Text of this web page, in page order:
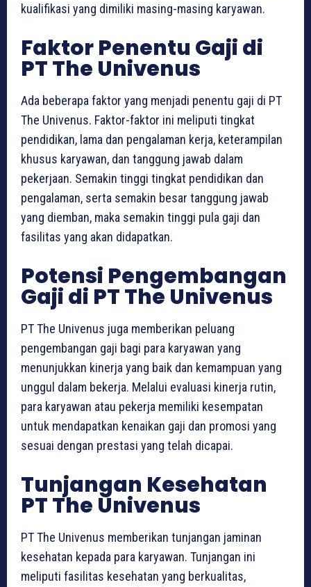
kualifikasi yang dimiliki masing-masing karyawan.
Faktor Penentu Gaji di
PT The Univenus
Ada beberapa faktor yang menjadi penentu gaji di PT
The Univenus. Faktor-faktor ini meliputi tingkat
pendidikan, lama dan pengalaman kerja, keterampilan
khusus karyawan, dan tanggung jawab dalam
pekerjaan. Semakin tinggi tingkat pendidikan dan
pengalaman, serta semakin besar tanggung jawab
yang diemban, maka semakin tinggi pula gaji dan
fasilitas yang akan didapatkan.
Potensi Pengembangan
Gaji di PT The Univenus
PT The Univenus juga memberikan peluang
pengembangan gaji bagi para karyawan yang
menunjukkan kinerja yang baik dan kemampuan yang
unggul dalam bekerja. Melalui evaluasi kinerja rutin,
para karyawan atau pekerja memiliki kesempatan
untuk mendapatkan kenaikan gaji dan promosi yang
sesuai dengan prestasi yang telah dicapai.
Tunjangan Kesehatan
PT The Univenus
PT The Univenus memberikan tunjangan jaminan
kesehatan kepada para karyawan. Tunjangan ini
meliputi fasilitas kesehatan yang berkualitas,